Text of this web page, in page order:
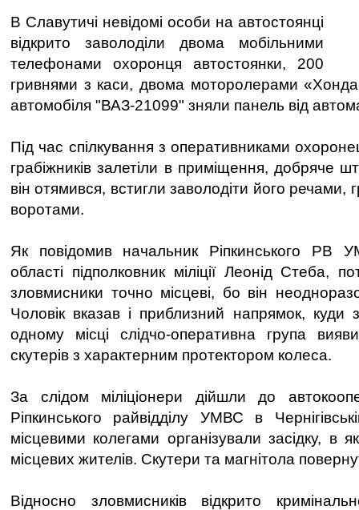
В Славутичі невідомі особи на автостоянці
відкрито заволоділи двома мобільними
телефонами охоронця автостоянки, 200
гривнями з каси, двома моторолерами
автомобіля "ВАЗ-21099" зняли панель від
Під час спілкування з оперативниками
грабіжників залетіли в приміщення, добряче
він отямився, встигли заволодіти його речами,
воротами.
Як повідомив начальник Ріпкинського РВ
області підполковник міліції Леонід Стеба,
зловмисники точно місцеві, бо він
Чоловік вказав і приблизний напрямок, куди
одному місці слідчо-оперативна група
скутерів з характерним протектором колеса.
За слідом міліціонери дійшли до
Ріпкинського райвідділу УМВС в
місцевими колегами організували засідку, в
місцевих жителів. Скутери та магнітола
Відносно зловмисників відкрито